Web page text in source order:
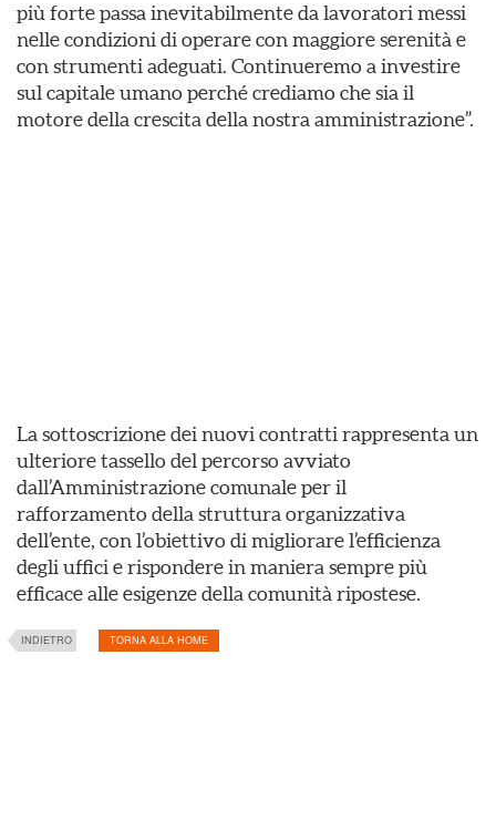
più forte passa inevitabilmente da lavoratori messi
nelle condizioni di operare con maggiore serenità e
con strumenti adeguati. Continueremo a investire
sul capitale umano perché crediamo che sia il
motore della crescita della nostra amministrazione”.
La sottoscrizione dei nuovi contratti rappresenta un
ulteriore tassello del percorso avviato
dall’Amministrazione comunale per il
rafforzamento della struttura organizzativa
dell’ente, con l’obiettivo di migliorare l’efficienza
degli uffici e rispondere in maniera sempre più
efficace alle esigenze della comunità ripostese.
INDIETRO TORNA ALLA HOME